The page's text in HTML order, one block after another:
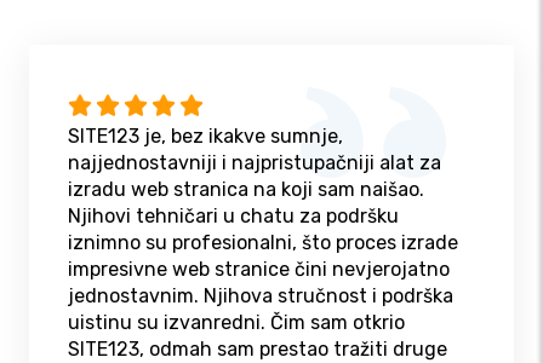
SITE123 je, bez ikakve sumnje,
najjednostavniji i najpristupačniji alat za
izradu web stranica na koji sam naišao.
Njihovi tehničari u chatu za podršku
iznimno su profesionalni, što proces izrade
impresivne web stranice čini nevjerojatno
jednostavnim. Njihova stručnost i podrška
uistinu su izvanredni. Čim sam otkrio
SITE123, odmah sam prestao tražiti druge